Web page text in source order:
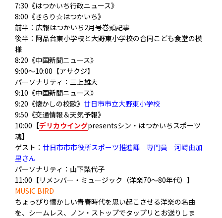
7:30《はつかいち行政ニュース》
8:00《きらり☆はつかいち》
前半：広報はつかいち2月号巻頭記事
後半：阿品台東小学校と大野東小学校の合同こども食堂の模
様
8:20《中国新聞ニュース》
9:00～10:00【アサクジ】
パーソナリティ：三上雄大
9:10《中国新聞ニュース》
9:20《懐かしの校歌》 廿日市市立大野東小学校
9:50《交通情報＆天気予報》
10:00【デリカウイングpresentsシン・はつかいちスポーツ
魂】
ゲスト： 廿日市市市役所スポーツ推進課 専門員 河﨑由加
里さん
パーソナリティ：山下梨代子
11:00【リメンバー・ミュージック（洋楽70～80年代）】
MUSIC BIRD
ちょっぴり懐かしい青春時代を思い起こさせる洋楽の名曲
を、シームレス、ノン・ストップでタップリとお送りしま